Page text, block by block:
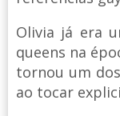
Olivia já era
queens na
tornou um
ao tocar